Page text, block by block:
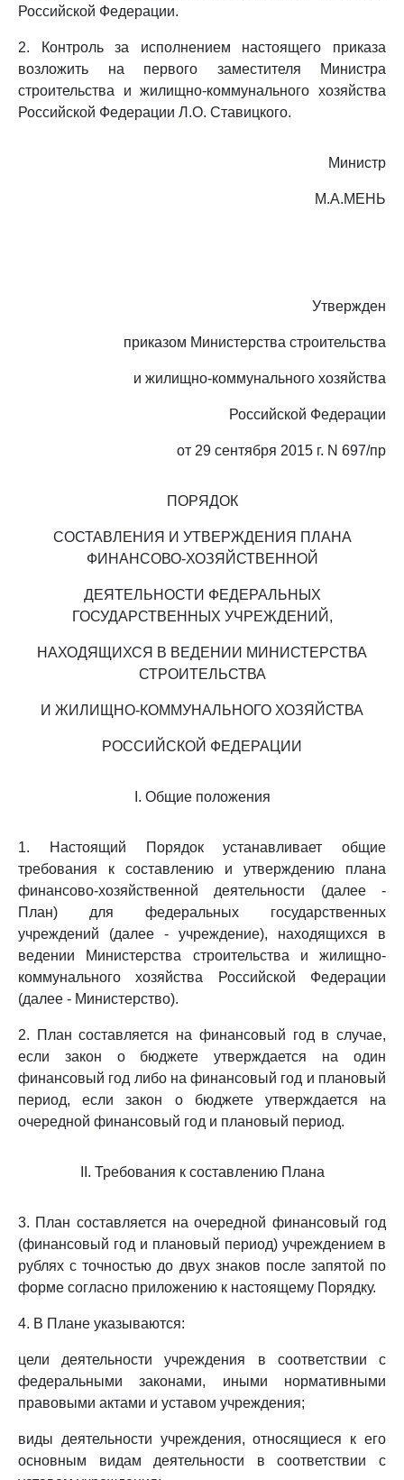
Российской Федерации.
2. Контроль за исполнением настоящего приказа
возложить на первого заместителя Министра
строительства и жилищно-коммунального хозяйства
Российской Федерации Л.О. Ставицкого.
Министр
М.А.МЕНЬ
Утвержден
приказом Министерства строительства
и жилищно-коммунального хозяйства
Российской Федерации
от 29 сентября 2015 г. N 697/пр
ПОРЯДОК
СОСТАВЛЕНИЯ И УТВЕРЖДЕНИЯ ПЛАНА
ФИНАНСОВО-ХОЗЯЙСТВЕННОЙ
ДЕЯТЕЛЬНОСТИ ФЕДЕРАЛЬНЫХ
ГОСУДАРСТВЕННЫХ УЧРЕЖДЕНИЙ,
НАХОДЯЩИХСЯ В ВЕДЕНИИ МИНИСТЕРСТВА
СТРОИТЕЛЬСТВА
И ЖИЛИЩНО-КОММУНАЛЬНОГО ХОЗЯЙСТВА
РОССИЙСКОЙ ФЕДЕРАЦИИ
I. Общие положения
1. Настоящий Порядок устанавливает общие
требования к составлению и утверждению плана
финансово-хозяйственной деятельности (далее -
План) для федеральных государственных
учреждений (далее - учреждение), находящихся в
ведении Министерства строительства и жилищно-
коммунального хозяйства Российской Федерации
(далее - Министерство).
2. План составляется на финансовый год в случае,
если закон о бюджете утверждается на один
финансовый год либо на финансовый год и плановый
период, если закон о бюджете утверждается на
очередной финансовый год и плановый период.
II. Требования к составлению Плана
3. План составляется на очередной финансовый год
(финансовый год и плановый период) учреждением в
рублях с точностью до двух знаков после запятой по
форме согласно приложению к настоящему Порядку.
4. В Плане указываются:
цели деятельности учреждения в соответствии с
федеральными законами, иными нормативными
правовыми актами и уставом учреждения;
виды деятельности учреждения, относящиеся к его
основным видам деятельности в соответствии с